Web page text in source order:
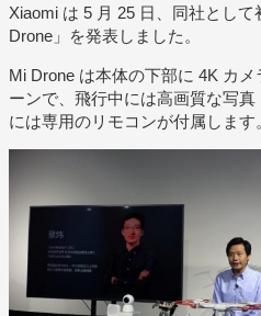
Xiaomi は 5 月 25 日、同社とし
Drone」を発表しました。
Mi Drone は本体の下部に 4K カ
ーンで、飛行中には高画質な写
には専用のリモコンが付属します